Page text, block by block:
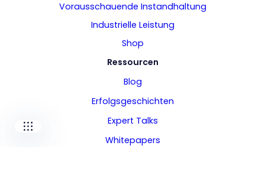
Our companies
TECHNICAL ASSOCIATES
Vorausschauende Instandhaltung
Industrielle Leistung
Shop
Ressourcen
Blog
Erfolgsgeschichten
Expert Talks
Whitepapers